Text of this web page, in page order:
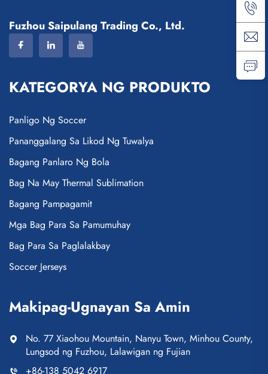
Fuzhou Saipulang Trading Co., Ltd.
KATEGORYA NG PRODUKTO
Panligo Ng Soccer
Pananggalang Sa Likod Ng Tuwalya
Bagang Panlaro Ng Bola
Bag Na May Thermal Sublimation
Bagang Pampagamit
Mga Bag Para Sa Pamumuhay
Bag Para Sa Paglalakbay
Soccer Jerseys
Makipag-Ugnayan Sa Amin
No. 77 Xiaohou Mountain, Nanyu Town, Minhou County,
Lungsod ng Fuzhou, Lalawigan ng Fujian
+86-138 5042 6917